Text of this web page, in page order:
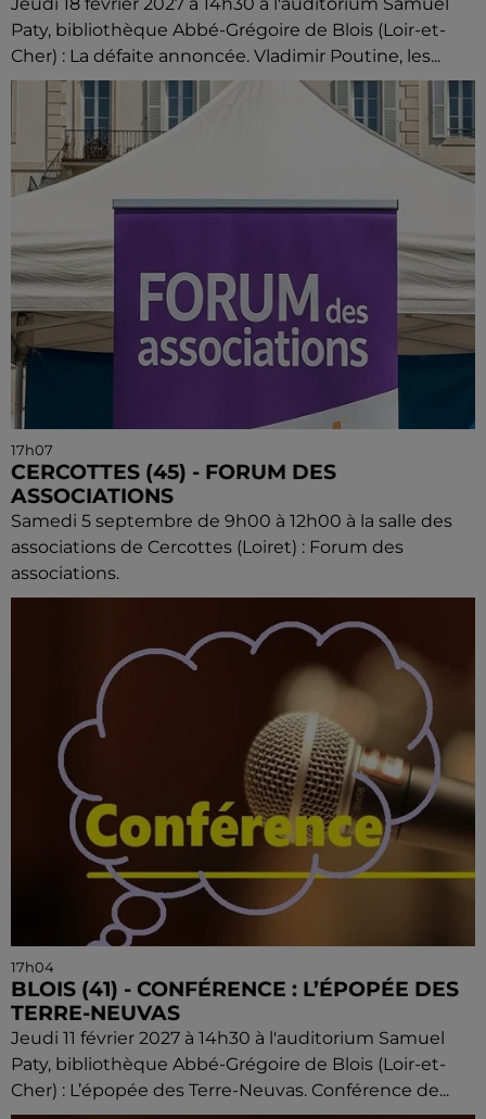
Paty, bibliothèque Abbé-Grégoire de Blois (Loir-et-
Cher) : La défaite annoncée. Vladimir Poutine, les...
17h07
CERCOTTES (45) - FORUM DES
ASSOCIATIONS
Samedi 5 septembre de 9h00 à 12h00 à la salle des
associations de Cercottes (Loiret) : Forum des
associations.
17h04
BLOIS (41) - CONFÉRENCE : L’ÉPOPÉE DES
TERRE-NEUVAS
Jeudi 11 février 2027 à 14h30 à l'auditorium Samuel
Paty, bibliothèque Abbé-Grégoire de Blois (Loir-et-
Cher) : L’épopée des Terre-Neuvas. Conférence de...